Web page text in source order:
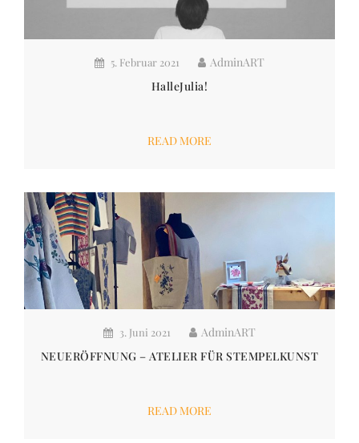
5. Februar 2021
AdminART
HalleJulia!
READ MORE
3. Juni 2021
AdminART
NEUERÖFFNUNG – ATELIER FÜR STEMPELKUNST
READ MORE